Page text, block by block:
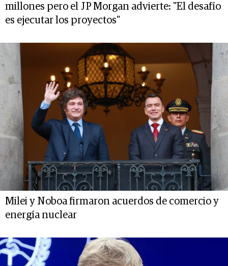
millones pero el JP Morgan advierte: "El desafío
es ejecutar los proyectos"
Milei y Noboa firmaron acuerdos de comercio y
energía nuclear